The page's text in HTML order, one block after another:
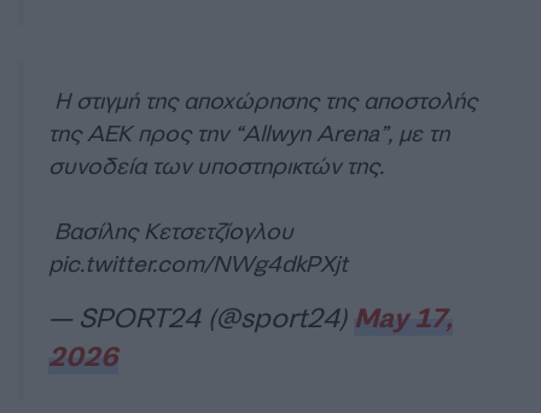
Η στιγμή της αποχώρησης της αποστολής
της ΑΕΚ προς την “Allwyn Arena”, με τη
συνοδεία των υποστηρικτών της.
Βασίλης Κετσετζίογλου
pic.twitter.com/NWg4dkPXjt
— SPORT24 (@sport24) May 17,
2026